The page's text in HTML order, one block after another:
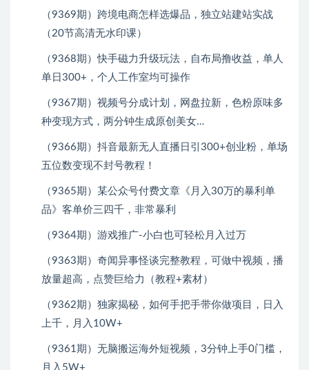
（9369期）跨境电商怎样选爆品，独立站建站实战
（20节高清无水印课）
（9368期）快手磁力升级玩法，自布局撸收益，单人
单日300+，个人工作室均可操作
（9367期）视频号分成计划，网盘拉新，色粉原味多
种变现方式，两分钟生成原创美女…
（9366期）抖音最新无人直播日引300+创业粉，单场
五位数变现不封号教程！
（9365期）某公众号付费文章《月入30万的暴利单
品》客单价三四千，非常暴利
（9364期）游戏推广-小白也可轻松月入过万
（9363期）奇闻异事怪谈完整教程，可做中视频，播
放量超高，点赞巨给力（教程+素材）
（9362期）独家揭秘，如何手把手带你做项目，日入
上千，月入10W+
（9361期）无脑搬运海外短视频，3分钟上手0门槛，
月入5W+